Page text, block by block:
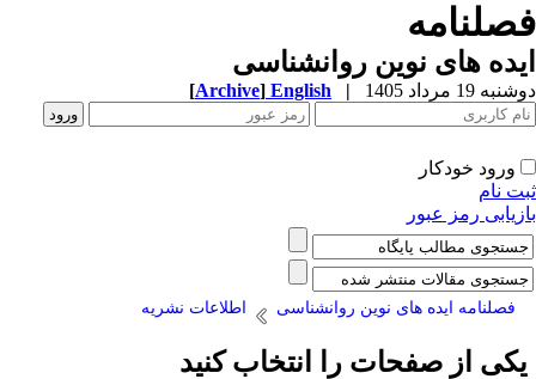
های نوین روانشناسی
19 مرداد 1405 |
English
[Archive]
ورود خودکار
نام
رمز عبور
فصلنامه ایده های نوین روانشناسی اطلاعات نشریه
از صفحات را انتخاب کنید